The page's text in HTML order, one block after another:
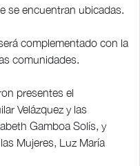
se encuentran ubicadas.
complementado con la
comunidades.
presentes el
Velázquez y las
Gamboa Solís, y
Mujeres, Luz María